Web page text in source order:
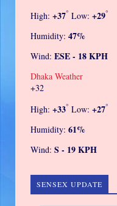
High: +37° Low: +29°
Humidity: 47%
Wind: ESE - 18 KPH
Dhaka Weather
+32
High: +33° Low: +27°
Humidity: 61%
Wind: S - 19 KPH
SENSEX UPDATE